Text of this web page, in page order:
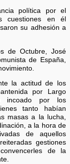
política por el
cuestiones en él
su adhesión a
de Octubre, José
de España,
la actitud de los
por Largo
incoado por los
tanto habían
masas a la lucha,
a la hora de
de aquellos
gestiones
de la